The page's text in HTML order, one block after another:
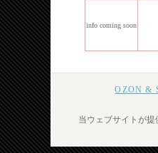
info coming soon
OZON &
当ウェブサイトが